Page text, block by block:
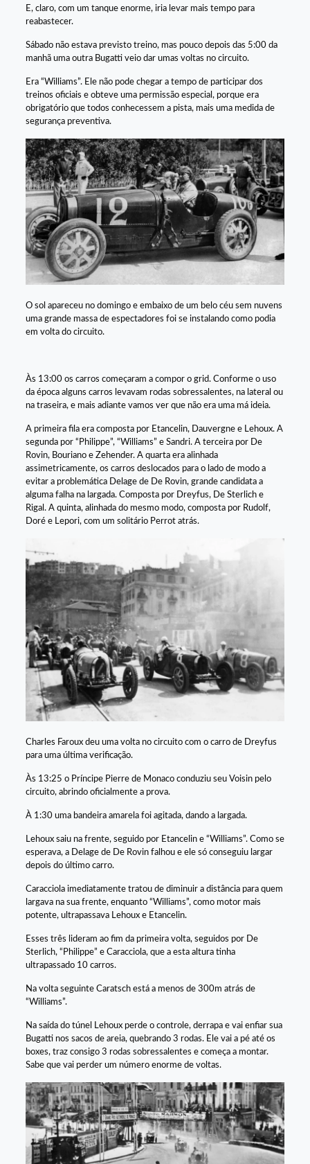
E, claro, com um tanque enorme, iria levar mais tempo para
reabastecer.
Sábado não estava previsto treino, mas pouco depois das 5:00 da
manhã uma outra Bugatti veio dar umas voltas no circuito.
Era “Williams”. Ele não pode chegar a tempo de participar dos
treinos oficiais e obteve uma permissão especial, porque era
obrigatório que todos conhecessem a pista, mais uma medida de
segurança preventiva.
O sol apareceu no domingo e embaixo de um belo céu sem nuvens
uma grande massa de espectadores foi se instalando como podia
em volta do circuito.
Às 13:00 os carros começaram a compor o grid. Conforme o uso
da época alguns carros levavam rodas sobressalentes, na lateral ou
na traseira, e mais adiante vamos ver que não era uma má ideia.
A primeira fila era composta por Etancelin, Dauvergne e Lehoux. A
segunda por “Philippe”, “Williams” e Sandri. A terceira por De
Rovin, Bouriano e Zehender. A quarta era alinhada
assimetricamente, os carros deslocados para o lado de modo a
evitar a problemática Delage de De Rovin, grande candidata a
alguma falha na largada. Composta por Dreyfus, De Sterlich e
Rigal. A quinta, alinhada do mesmo modo, composta por Rudolf,
Doré e Lepori, com um solitário Perrot atrás.
Charles Faroux deu uma volta no circuito com o carro de Dreyfus
para uma última verificação.
Às 13:25 o Príncipe Pierre de Monaco conduziu seu Voisin pelo
circuito, abrindo oficialmente a prova.
À 1:30 uma bandeira amarela foi agitada, dando a largada.
Lehoux saiu na frente, seguido por Etancelin e “Williams”. Como se
esperava, a Delage de De Rovin falhou e ele só conseguiu largar
depois do último carro.
Caracciola imediatamente tratou de diminuir a distância para quem
largava na sua frente, enquanto “Williams”, como motor mais
potente, ultrapassava Lehoux e Etancelin.
Esses três lideram ao fim da primeira volta, seguidos por De
Sterlich, “Philippe” e Caracciola, que a esta altura tinha
ultrapassado 10 carros.
Na volta seguinte Caratsch está a menos de 300m atrás de
“Williams”.
Na saída do túnel Lehoux perde o controle, derrapa e vai enfiar sua
Bugatti nos sacos de areia, quebrando 3 rodas. Ele vai a pé até os
boxes, traz consigo 3 rodas sobressalentes e começa a montar.
Sabe que vai perder um número enorme de voltas.